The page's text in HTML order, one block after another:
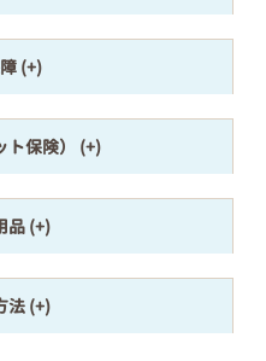
保険）
品
法